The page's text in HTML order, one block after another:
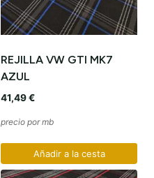
REJILLA VW GTI MK7
AZUL
41,49€
precio por mb
Añadir a la cesta